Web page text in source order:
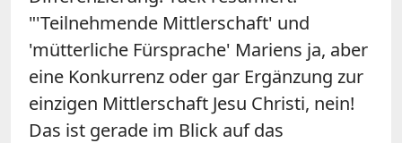
"'Teilnehmende Mittlerschaft' und
'mütterliche Fürsprache' Mariens ja, aber
eine Konkurrenz oder gar Ergänzung zur
einzigen Mittlerschaft Jesu Christi, nein!
Das ist gerade im Blick auf das